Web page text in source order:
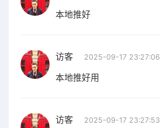
本地推好
访客 2025-09-17 23:27:06
本地推好用
访客 2025-09-17 23:27:53